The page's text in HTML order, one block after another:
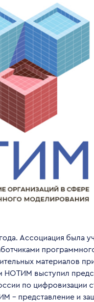
Ассоциация была
материалов
НОТИМ выступил
по цифровизации
– представление и